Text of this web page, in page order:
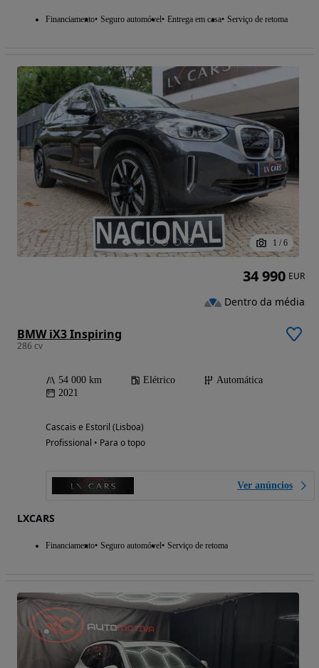
Financiamento Seguro automóvel Entrega em casa Serviço de retoma
1 / 6
BMW iX3 Inspiring
286 cv
54 000 km Elétrico
Automática
2021
Cascais e Estoril (Lisboa)
Profissional • Para o topo
Ver anúncios
LXCARS
Financiamento Seguro automóvel Serviço de retoma
34 990 EUR
Dentro da média